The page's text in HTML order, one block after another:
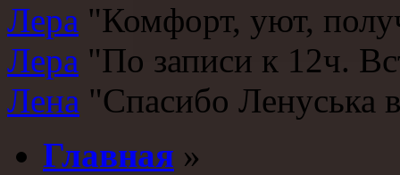
Лера "Комфорт, уют,
Лера "По записи к 12ч.
Лена "Спасибо Ленуська
Главная »